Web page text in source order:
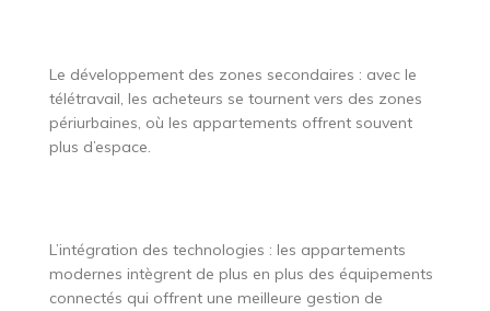
Le développement des zones secondaires : avec le
télétravail, les acheteurs se tournent vers des zones
périurbaines, où les appartements offrent souvent
plus d’espace.
L’intégration des technologies : les appartements
modernes intègrent de plus en plus des équipements
connectés qui offrent une meilleure gestion de